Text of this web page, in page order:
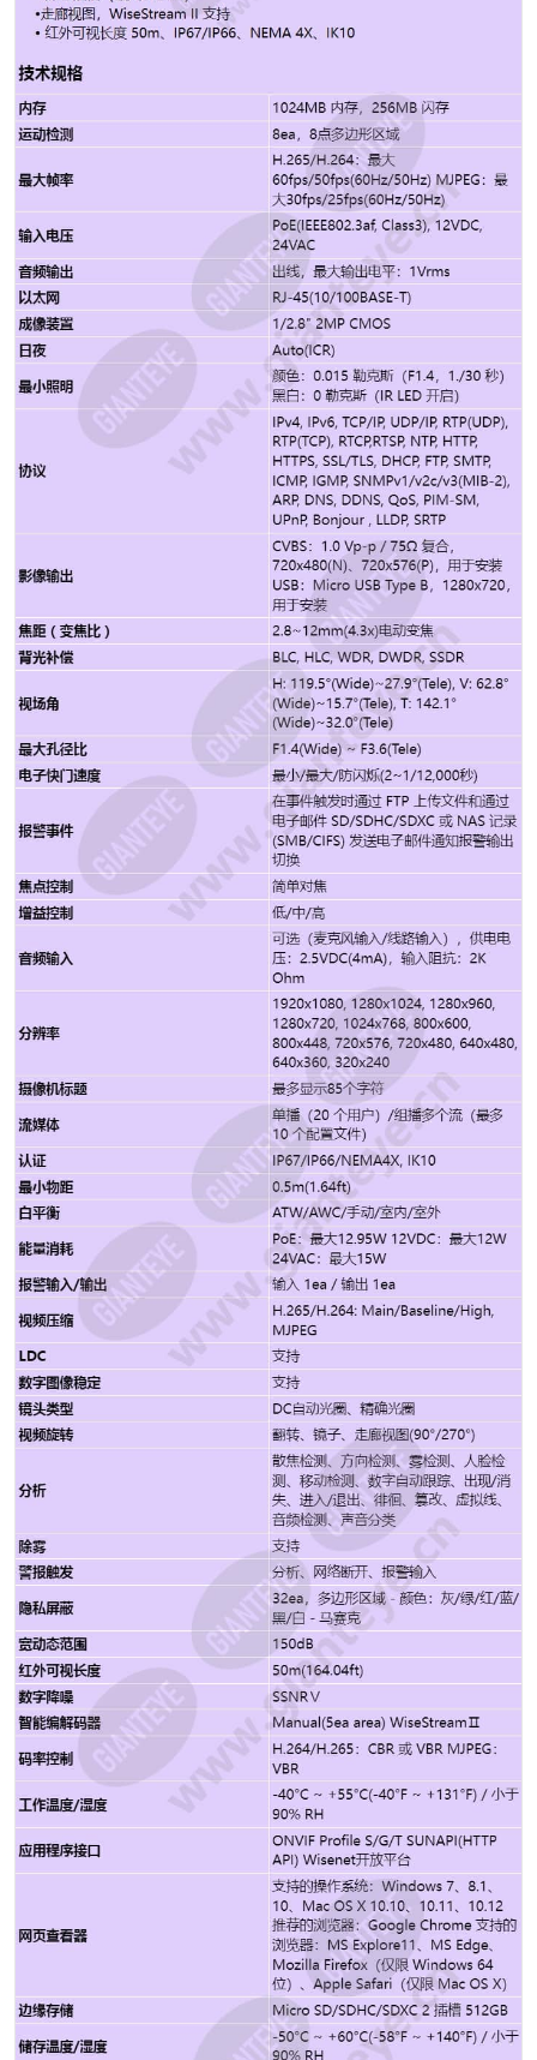
256MB 闪存 工作温度/湿度 -40°C ~ +55°C(-40°F ~
+131°F) / 小于 90% RH 储存温度/湿度 -50°C ~
+60°C(-58°F ~ +140°F) / 小于 90% RH 认证
Class3), 12VDC, 24VAC 能量消耗 PoE：最大12.95W
12VDC：最大12W 24VAC：最大15W 颜色/材质 深灰色/
铝 产品尺寸/重量 Ø91x368.6mm(Ø3.85"x14.51"),
2180g(4.8 lb)